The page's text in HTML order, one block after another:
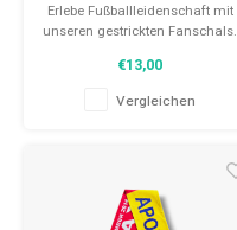
Erlebe Fußballleidenschaft mit
unseren gestrickten Fanschals.
Spielernamen, jedes erzählt
eine Geschichte. Wähle aus
gebrauchten und neuen Schals
Deine Quelle für einzigartige
Fanschals!
€13,00
Vergleichen